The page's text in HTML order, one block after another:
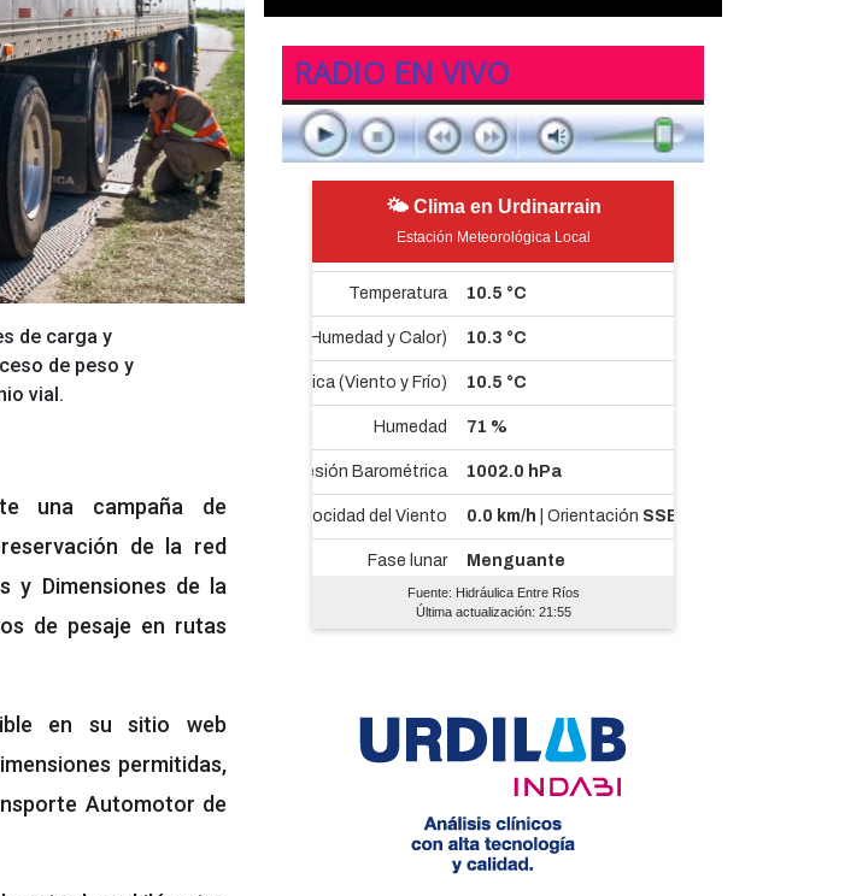
de carga y
de peso y
vial.
una campaña de
de la red
y Dimensiones de la
de pesaje en rutas
en su sitio web
permitidas,
Automotor de
RADIO EN VIVO
🌤 Clima en Urdinarrain
Estación Meteorológica Local
Fuente: Hidráulica Entre Ríos
Última actualización: 21:55